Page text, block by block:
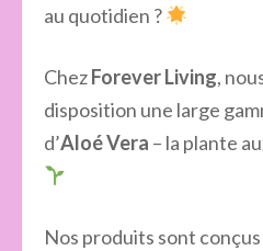
au quotidien ?
ChezForever Living,
disposition une large
d’Aloé Vera – la plante
Nos produits sont